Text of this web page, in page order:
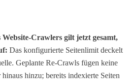
Website-Crawlers gilt jetzt gesamt,
Das konfigurierte Seitenlimit deckelt
Geplante Re-Crawls fügen keine
hinaus hinzu; bereits indexierte Seiten